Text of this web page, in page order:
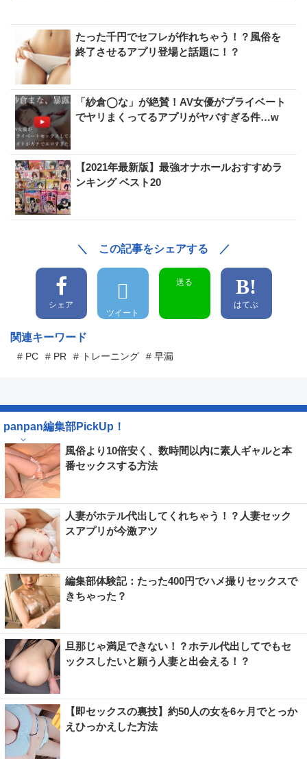
たった千円でセフレが作れちゃう！？風俗を
終了させるアプリ登場と話題に！？
「紗倉◯な」が絶賛！AV女優がプライベート
でヤリまくってるアプリがヤバすぎる件…w
【2021年最新版】最強オナホールおすすめラ
ンキング ベスト20
＼ この記事をシェアする ／
シェア
ツイート
送る
はてぶ
関連キーワード
# PC # PR # トレーニング # 早漏
panpan編集部PickUp！
風俗より10倍安く、数時間以内に素人ギャルと本
番セックスする方法
人妻がホテル代出してくれちゃう！？人妻セック
スアプリが今激アツ
編集部体験記：たった400円でハメ撮りセックスで
きちゃった？
旦那じゃ満足できない！？ホテル代出してでもセ
ックスしたいと願う人妻と出会える！？
【即セックスの裏技】約50人の女を6ヶ月でとっか
えひっかえした方法